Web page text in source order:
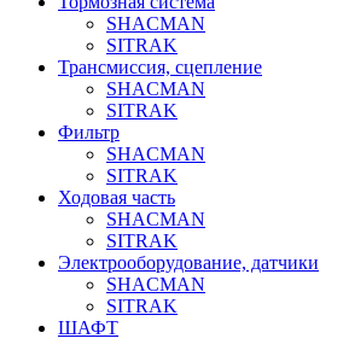
SHACMAN
SITRAK
Трансмиссия, сцепление
SHACMAN
SITRAK
Фильтр
SHACMAN
SITRAK
Ходовая часть
SHACMAN
SITRAK
Электрооборудование, датчики
SHACMAN
SITRAK
ШАФТ